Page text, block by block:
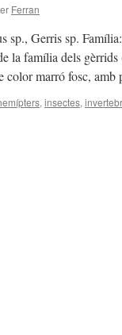
Ferran
Gerris sp.
la família dels
color marró fosc,
, insectes,